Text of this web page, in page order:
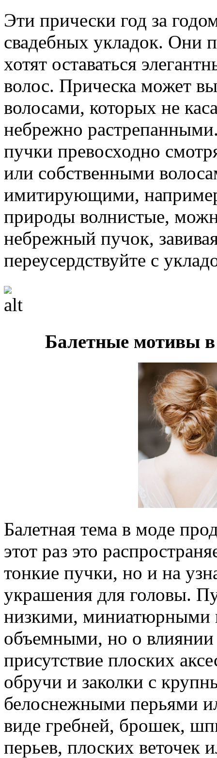
Эти прически год за
свадебных укладок. Они
хотят оставаться
волос. Прическа может
волосами, которых не
небрежно
пучки превосходно
или собственными
имитирующими,
природы волнистые,
небрежный пучок,
переусердствуйте с
Балетные мотивы в
Балетная тема в моде
этот раз это
тонкие пучки, но и на
украшения для головы.
низкими, миниатюрными
объемными, но о влиянии
присутствие плоских
обручи и заколки с
белоснежными перьями
виде гребней, брошек,
перьев, плоских веточек